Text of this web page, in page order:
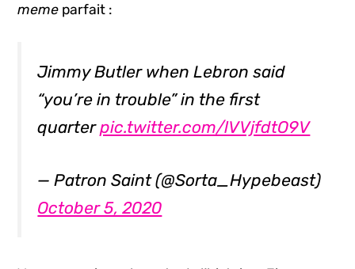
meme parfait :
Jimmy Butler when Lebron said
“you’re in trouble” in the first
quarterpic.twitter.com/lVVjfdtO9V
— Patron Saint (@Sorta_Hypebeast)
October 5, 2020